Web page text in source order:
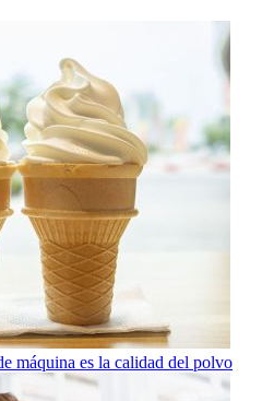
máquina es la calidad del polvo